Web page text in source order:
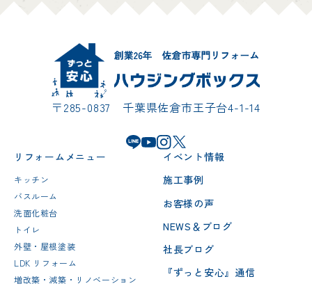
〒285-0837 千葉県佐倉市王子台4-1-14
リフォームメニュー
キッチン
バスルーム
洗面化粧台
トイレ
外壁・屋根塗装
LDK リフォーム
増改築・減築・リノベーション
イベント情報
施工事例
お客様の声
NEWS＆ブログ
社長ブログ
『ずっと安心』通信